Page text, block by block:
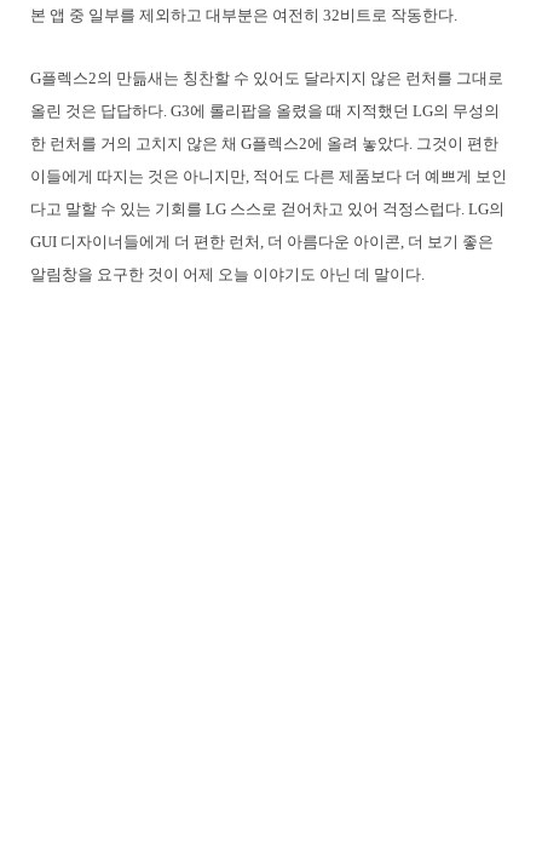
본 앱 중 일부를 제외하고 대부분은 여전히 32비트로 작동한다.
G플렉스2의 만듦새는 칭찬할 수 있어도 달라지지 않은 런처를 그대로
올린 것은 답답하다. G3에 롤리팝을 올렸을 때 지적했던 LG의 무성의
한 런처를 거의 고치지 않은 채 G플렉스2에 올려 놓았다. 그것이 편한
이들에게 따지는 것은 아니지만, 적어도 다른 제품보다 더 예쁘게 보인
다고 말할 수 있는 기회를 LG 스스로 걷어차고 있어 걱정스럽다. LG의
GUI 디자이너들에게 더 편한 런처, 더 아름다운 아이콘, 더 보기 좋은
알림창을 요구한 것이 어제 오늘 이야기도 아닌 데 말이다.